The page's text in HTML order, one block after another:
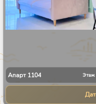
Апарт 1104 Этаж